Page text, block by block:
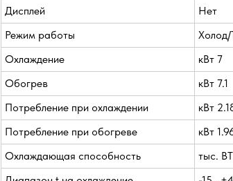
Дисплей
Нет
Режим работы
Холод/
Охлаждение
кВт 7
Обогрев
кВт 7.1
Потребление при охлаждении
кВт
Потребление при обогреве
кВт
Охлаждающая способность
тыс.